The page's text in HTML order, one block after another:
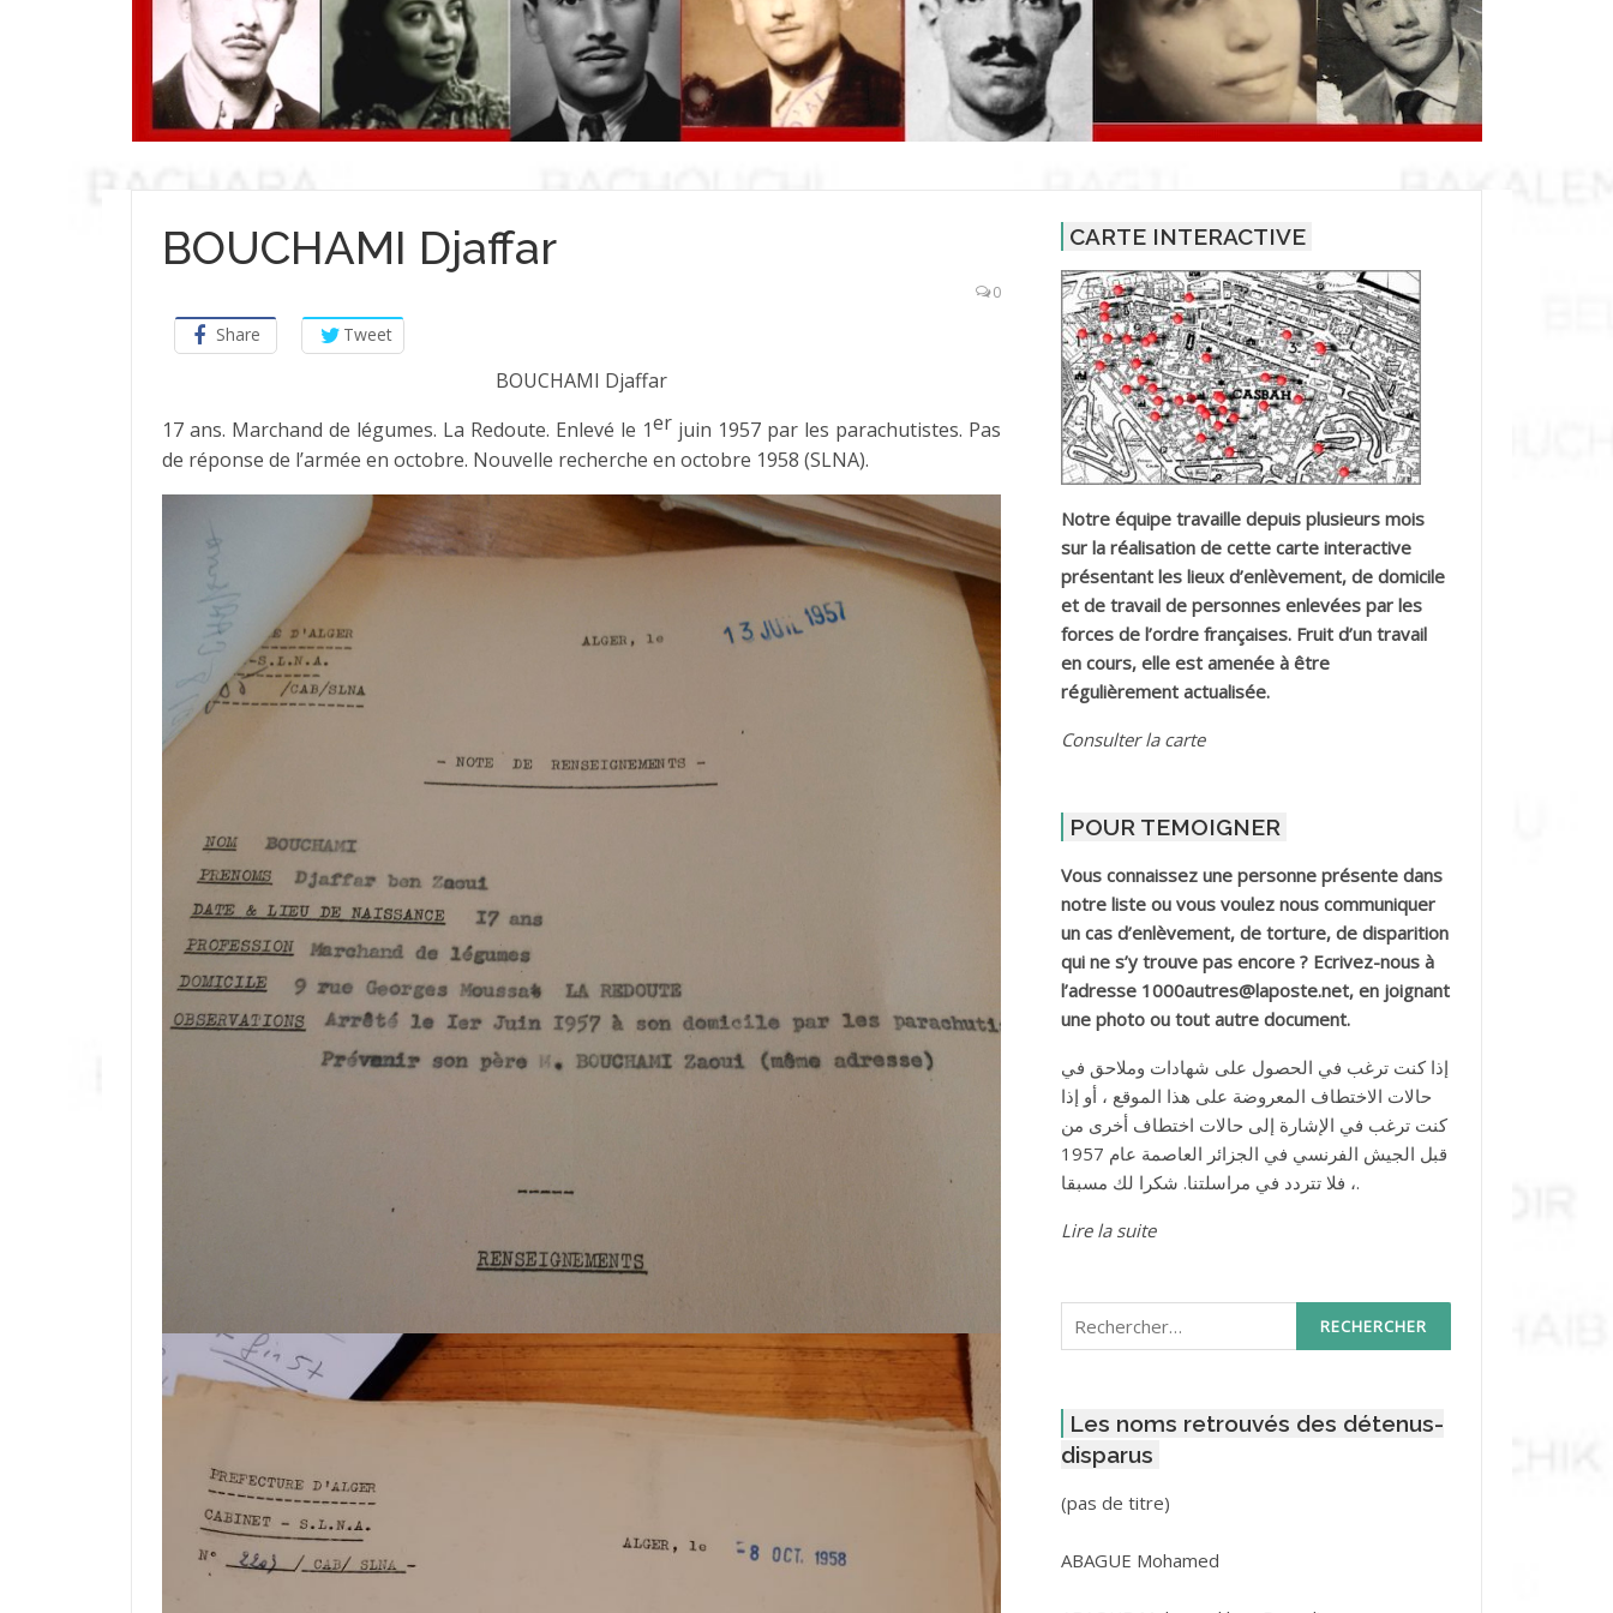
BOUCHAMI Djaffar
0
Share Tweet
BOUCHAMI Djaffar
17 ans. Marchand de légumes. La Redoute. Enlevé le 1er juin 1957 par les parachutistes. Pas
de réponse de l’armée en octobre. Nouvelle recherche en octobre 1958 (SLNA).
CARTE INTERACTIVE
Notre équipe travaille depuis plusieurs mois
sur la réalisation de cette carte interactive
présentant les lieux d’enlèvement, de domicile
et de travail de personnes enlevées par les
forces de l’ordre françaises. Fruit d’un travail
en cours, elle est amenée à être
régulièrement actualisée.
Consulter la carte
POUR TEMOIGNER
Vous connaissez une personne présente dans
notre liste ou vous voulez nous communiquer
un cas d’enlèvement, de torture, de disparition
qui ne s’y trouve pas encore ? Ecrivez-nous à
l’adresse 1000autres@laposte.net, en joignant
une photo ou tout autre document.
إذا كنت ترغب في الحصول على شهادات وملاحق في
حالات الاختطاف المعروضة على هذا الموقع ، أو إذا
كنت ترغب في الإشارة إلى حالات اختطاف أخرى من
قبل الجيش الفرنسي في الجزائر العاصمة عام 1957
، فلا تتردد في مراسلتنا. شكرا لك مسبقا.
Lire la suite
Rechercher :
Les noms retrouvés des détenus-
disparus
(pas de titre)Post
3416
ABAGUE Mohamed